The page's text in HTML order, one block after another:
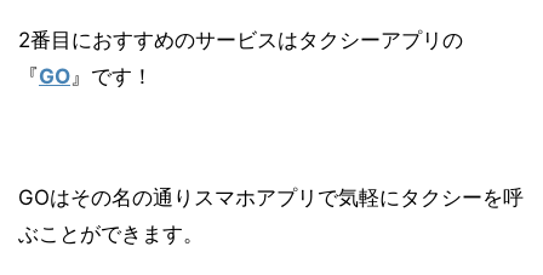
2番目におすすめのサービスはタクシーアプリの
『GO 』です！
GOはその名の通りスマホアプリで気軽にタクシーを呼
ぶことができます。